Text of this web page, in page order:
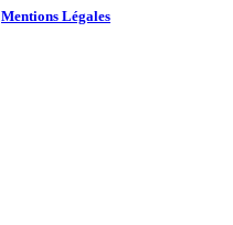
Mentions Légales